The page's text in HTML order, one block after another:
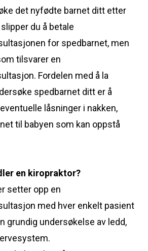
det nyfødte barnet ditt etter
du å betale
for spedbarnet, men
tilsvarer en
Fordelen med å la
spedbarnet ditt er å
låsninger i nakken,
til babyen som kan oppstå
en kiropraktor?
setter opp en
med hver enkelt pasient
grundig undersøkelse av ledd,